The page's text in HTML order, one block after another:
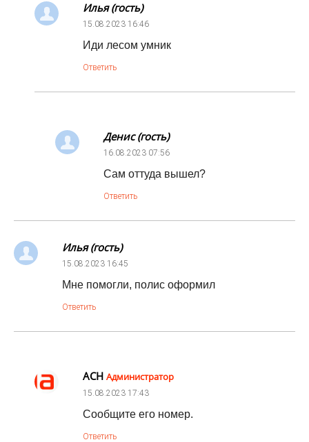
Илья (гость)
15.08.2023 16:46
Иди лесом умник
Ответить
Денис (гость)
16.08.2023 07:56
Сам оттуда вышел?
Ответить
Илья (гость)
15.08.2023 16:45
Мне помогли, полис оформил
Ответить
АСН Администратор
15.08.2023 17:43
Сообщите его номер.
Ответить